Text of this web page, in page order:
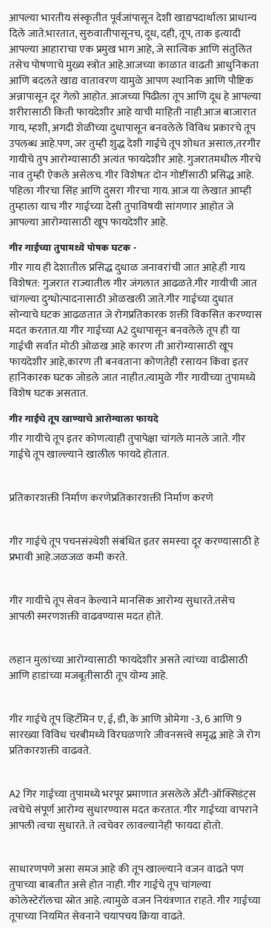
आपल्या भारतीय संस्कृतीत पूर्वजांपासून देशी खाद्यपदार्थाला प्राधान्य
दिले जाते.भारतात, सुरुवातीपासूनच, दूध, दही, तूप, ताक इत्यादी
आपल्या आहाराचा एक प्रमुख भाग आहे, जे सात्विक आणि संतुलित
तसेच पोषणाचे मुख्य स्त्रोत आहे.आजच्या काळात वाढती आधुनिकता
आणि बदलते खाद्य वातावरण यामुळे आपण स्थानिक आणि पौष्टिक
अन्नापासून दूर गेलो आहोत. आजच्या पिढीला तूप आणि दूध हे आपल्या
शरीरासाठी किती फायदेशीर आहे याची माहिती नाही.आज बाजारात
गाय, म्हशी, अगदी शेळीच्या दुधापासून बनवलेले विविध प्रकारचे तूप
उपलब्ध आहे.पण, जर तुम्ही शुद्ध देशी गाईचे तूप शोधत असाल,तरगीर
गायीचे तुप आरोग्यासाठी अत्यंत फायदेशीर आहे. गुजरातमधील गीरचे
नाव तुम्ही ऐकले असेलच. गीर विशेषतः दोन गोष्टींसाठी प्रसिद्ध आहे.
पहिला गीरचा सिंह आणि दुसरा गीरचा गाय. आज या लेखात आम्‍ही
तुम्‍हाला याच गीर गाईच्‍या देसी तुपाविषयी सांगणार आहोत जे
आपल्या आरोग्यासाठी खूप फायदेशीर आहे.
गीर गाईच्या तुपामध्ये पोषक घटक -
गीर गाय ही देशातील प्रसिद्ध दुधाळ जनावरांची जात आहे.ही गाय
विशेषत: गुजरात राज्यातील गीर जंगलात आढळते.गीर गायीची जात
चांगल्या दुग्धोत्पादनासाठी ओळखली जाते.गीर गाईच्या दुधात
सोन्याचे घटक आढळतात जे रोगप्रतिकारक शक्ती विकसित करण्यास
मदत करतात.या गीर गाईच्या A2 दुधापासून बनवलेले तूप ही या
गाईची सर्वात मोठी ओळख आहे कारण ती आरोग्यासाठी खूप
फायदेशीर आहे,कारण ती बनवताना कोणतेही रसायन किंवा इतर
हानिकारक घटक जोडले जात नाहीत.त्यामुळे गीर गायीच्या तुपामध्ये
विशेष घटक असतात.
गीर गाईचे तूप खाण्याचे आरोग्याला फायदे
गीर गायीचे तूप इतर कोणत्याही तुपापेक्षा चांगले मानले जाते. गीर
गाईचे तूप खाल्ल्याने खालील फायदे होतात.
प्रतिकारशक्ती निर्माण करणेप्रतिकारशक्ती निर्माण करणे
गीर गाईचे तूप पचनसंस्थेशी संबंधित इतर समस्या दूर करण्यासाठी हे
प्रभावी आहे.जळजळ कमी करते.
गीर गायीचे तूप सेवन केल्याने मानसिक आरोग्य सुधारते.तसेच
आपली स्मरणशक्ती वाढवण्यास मदत होते.
लहान मुलांच्या आरोग्यासाठी फायदेशीर असते त्यांच्या वाढीसाठी
आणि हाडांच्या मजबूतीसाठी तूप योग्य आहे.
गीर गाईचे तूप व्हिटॅमिन ए, ई, डी, के आणि ओमेगा -3, 6 आणि 9
सारख्या विविध चरबीमध्ये विरघळणारे जीवनसत्त्वे समृद्ध आहे जे रोग
प्रतिकारशक्ती वाढवते.
A2 गिर गाईच्या तुपामध्ये भरपूर प्रमाणात असलेले अँटी-ऑक्सिडंट्स
त्वचेचे संपूर्ण आरोग्य सुधारण्यास मदत करतात. गीर गाईच्या वापराने
आपली त्वचा सुधारते. ते त्वचेवर लावल्यानेही फायदा होतो.
साधारणपणे असा समज आहे की तूप खाल्ल्याने वजन वाढते पण
तुपाच्या बाबतीत असे होत नाही. गीर गाईचे तूप चांगल्या
कोलेस्टेरॉलचा स्रोत आहे. त्यामुळे वजन नियंत्रणात राहते. गीर गाईच्या
तूपाच्या नियमित सेवनाने चयापचय क्रिया वाढते.